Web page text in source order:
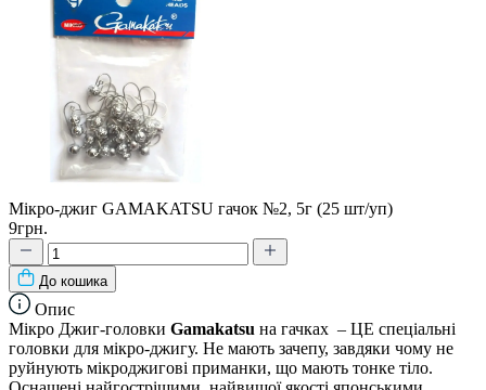
Мікро-джиг GAMAKATSU гачок №2, 5г (25 шт/уп)
9грн.
До кошика
Опис
Мікро Джиг-головки Gamakatsu на гачках – ЦЕ спеціальні
головки для мікро-джигу. Не мають зачепу, завдяки чому не
руйнують мікроджигові приманки, що мають тонке тіло.